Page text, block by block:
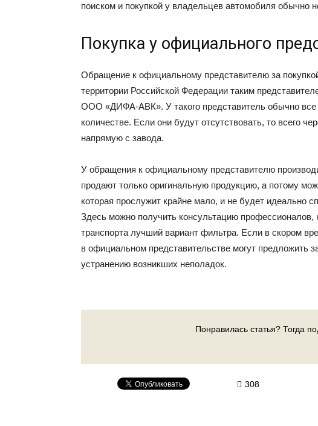
поиском и покупкой у владельцев автомобиля обычно
Покупка у официального
Обращение к официальному представителю за
территории Российской Федерации таким
ООО «ДИФА-АВК». У такого представитель обычно
количестве. Если они будут отсутствовать, то всего
напрямую с завода.
У обращения к официальному представителю
продают только оригинальную продукцию, а потому
которая прослужит крайне мало, и не будет идеально
Здесь можно получить консультацию профессионалов,
транспорта лучший вариант фильтра. Если в скором
в официальном представительстве могут предложить
устранению возникших неполадок.
Понравилась статья? Тогда
308